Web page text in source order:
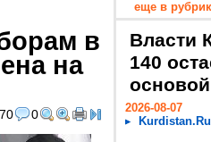
в
на
0
еще в
Власти
140
основой
2026-08-07
Kurdistan.Ru